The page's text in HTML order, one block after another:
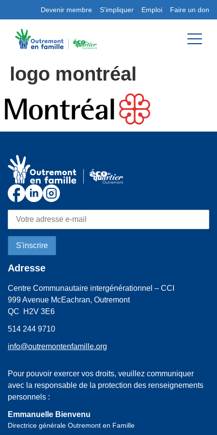
Devenir membre S’impliquer Emploi Faire un don
logo montréal
Adresse
Centre Communautaire intergénérationnel – CCI
999 Avenue McEachran, Outremont
QC H2V 3E6
514 244 9710
info@outremontenfamille.org
Pour pouvoir exercer vos droits, veuillez communiquer
avec la responsable de la protection des renseignements
personnels :
Emmanuelle Bienvenu
Directrice générale Outremont en Famille